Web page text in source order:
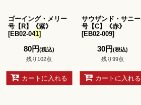
ゴーイング・メリー
号【R】《紫》
[EB02-041]
80円(税込)
残り102点
カートに入れる
サウザンド・サニー
号【C】《赤》
[EB02-009]
30円(税込)
残り99点
カートに入れる